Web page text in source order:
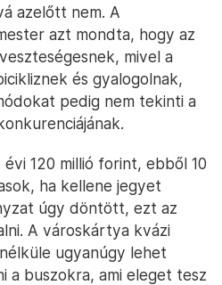
azelőtt nem. A
azt mondta, hogy az
mivel a
és gyalogolnak,
pedig nem tekinti a
120 millió forint, ebből 10
ha kellene jegyet
úgy döntött, ezt az
A városkártya kvázi
ugyanúgy lehet
a buszokra, ami eleget tesz